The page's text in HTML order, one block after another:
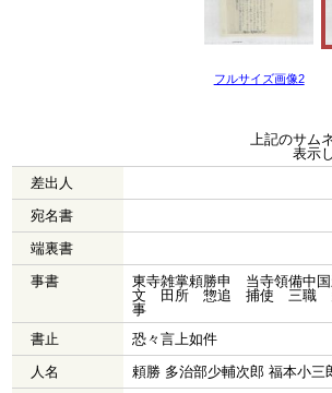
フルサイズ画像2
上記のサム
表示
差出人
宛名書
端裏書
事書
東寺雑掌頼勝申 当寺領備中
文 田所 惣追 捕使 三職 多
事
書止
恐々言上如件
人名
頼勝 多治部少輔次郎 福本小三